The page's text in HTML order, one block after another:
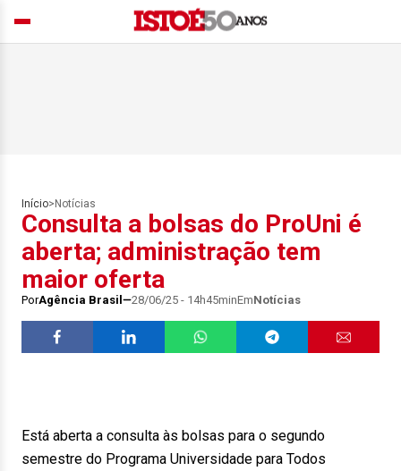
Início> Notícias
Consulta a bolsas do ProUni é
aberta; administração tem
maior oferta
PorAgência Brasil 28/06/25 - 14h45minEmNotícias
Está aberta a consulta às bolsas para o segundo
semestre do Programa Universidade para Todos